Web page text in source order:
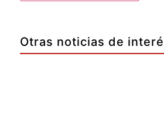
Otras noticias de